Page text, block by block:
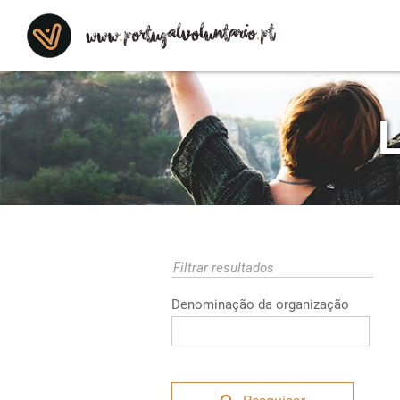
Filtrar resultados
Denominação da organização